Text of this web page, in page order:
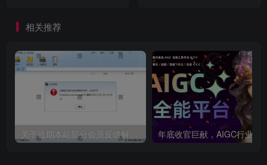
等，适合个人本地Agent工作流。
注意：不支持高并发，所有请求会排队处理，更适合个
人使用而非生产环境。
优缺点客观分析
优点
相关推荐
关于近期本站部分会员反馈解压文件解压到一半失败出错的说明